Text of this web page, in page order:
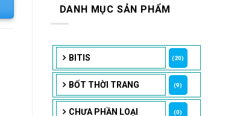
DANH MỤC SẢN PHẨM
BITIS (20)
BỐT THỜI TRANG (9)
CHƯA PHẦN LOẠI (0)